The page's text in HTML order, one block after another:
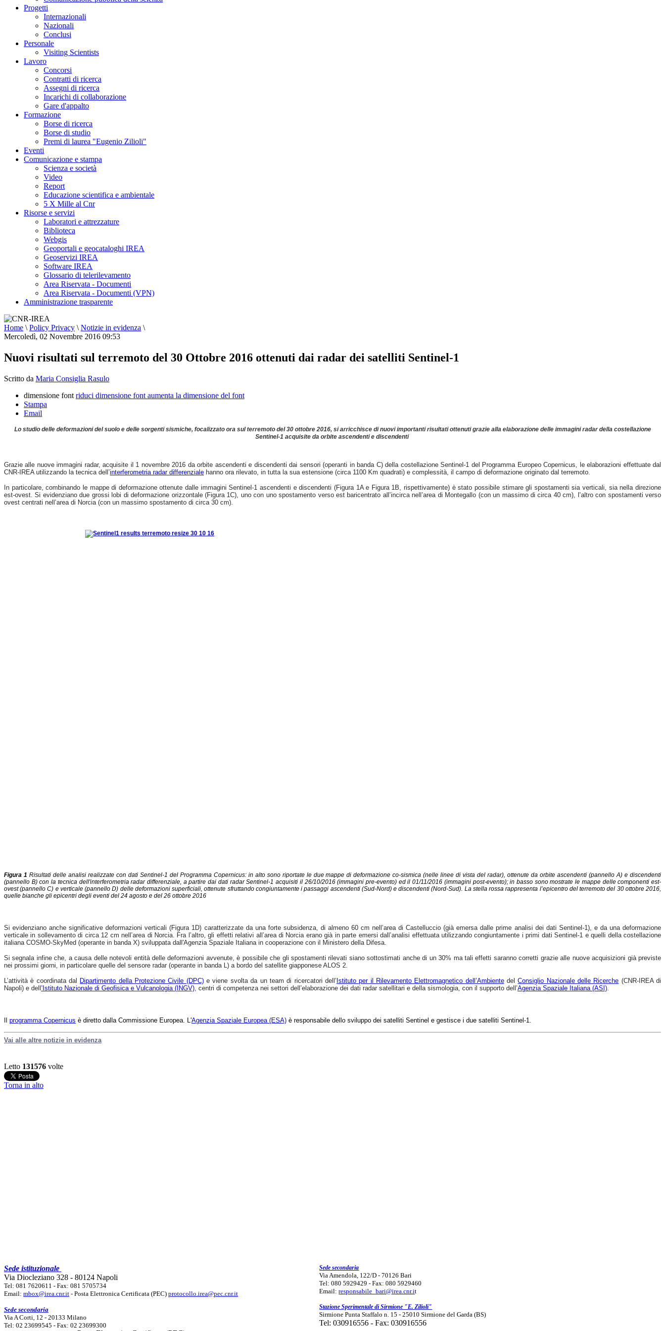
Progetti
Internazionali
Nazionali
Conclusi
Personale
Visiting Scientists
Lavoro
Concorsi
Contratti di ricerca
Assegni di ricerca
Incarichi di collaborazione
Gare d'appalto
Formazione
Borse di ricerca
Borse di studio
Premi di laurea "Eugenio Zilioli"
Eventi
Comunicazione e stampa
Scienza e società
Video
Report
Educazione scientifica e ambientale
5 X Mille al Cnr
Risorse e servizi
Laboratori e attrezzature
Biblioteca
Webgis
Geoportali e geocataloghi IREA
Geoservizi IREA
Software IREA
Glossario di telerilevamento
Area Riservata - Documenti
Area Riservata - Documenti (VPN)
Amministrazione trasparente
Home \ Policy Privacy \ Notizie in evidenza \
Mercoledì, 02 Novembre 2016 09:53
Nuovi risultati sul terremoto del 30 Ottobre 2016 ottenuti dai radar dei satelliti Sentinel-1
Scritto da Maria Consiglia Rasulo
dimensione font riduci dimensione font aumenta la dimensione del font
Stampa
Email
Lo studio delle deformazioni del suolo e delle sorgenti sismiche, focalizzato ora sul terremoto del 30 ottobre 2016, si arricchisce di nuovi importanti risultati ottenuti grazie alla elaborazione delle immagini radar della costellazione
Sentinel-1 acquisite da orbite ascendenti e discendenti
Grazie alle nuove immagini radar, acquisite il 1 novembre 2016 da orbite ascendenti e discendenti dai sensori (operanti in banda C) della costellazione Sentinel-1 del Programma Europeo Copernicus, le elaborazioni effettuate dal
CNR-IREA utilizzando la tecnica dell’interferometria radar differenziale hanno ora rilevato, in tutta la sua estensione (circa 1100 Km quadrati) e complessità, il campo di deformazione originato dal terremoto.
In particolare, combinando le mappe di deformazione ottenute dalle immagini Sentinel-1 ascendenti e discendenti (Figura 1A e Figura 1B, rispettivamente) è stato possibile stimare gli spostamenti sia verticali, sia nella direzione
est-ovest. Si evidenziano due grossi lobi di deformazione orizzontale (Figura 1C), uno con uno spostamento verso est baricentrato all’incirca nell’area di Montegallo (con un massimo di circa 40 cm), l’altro con spostamenti verso
ovest centrati nell’area di Norcia (con un massimo spostamento di circa 30 cm).
Figura 1 Risultati delle analisi realizzate con dati Sentinel-1 del Programma Copernicus: in alto sono riportate le due mappe di deformazione co-sismica (nelle linee di vista del radar), ottenute da orbite ascendenti (pannello A) e discendenti
(pannello B) con la tecnica dell'interferometria radar differenziale, a partire dai dati radar Sentinel-1 acquisiti il 26/10/2016 (immagini pre-evento) ed il 01/11/2016 (immagini post-evento); in basso sono mostrate le mappe delle componenti est-
ovest (pannello C) e verticale (pannello D) delle deformazioni superficiali, ottenute sfruttando congiuntamente i passaggi ascendenti (Sud-Nord) e discendenti (Nord-Sud). La stella rossa rappresenta l’epicentro del terremoto del 30 ottobre 2016,
quelle bianche gli epicentri degli eventi del 24 agosto e del 26 ottobre 2016
Si evidenziano anche significative deformazioni verticali (Figura 1D) caratterizzate da una forte subsidenza, di almeno 60 cm nell’area di Castelluccio (già emersa dalle prime analisi dei dati Sentinel-1), e da una deformazione
verticale in sollevamento di circa 12 cm nell’area di Norcia. Fra l’altro, gli effetti relativi all’area di Norcia erano già in parte emersi dall’analisi effettuata utilizzando congiuntamente i primi dati Sentinel-1 e quelli della costellazione
italiana COSMO-SkyMed (operante in banda X) sviluppata dall'Agenzia Spaziale Italiana in cooperazione con il Ministero della Difesa.
Si segnala infine che, a causa delle notevoli entità delle deformazioni avvenute, è possibile che gli spostamenti rilevati siano sottostimati anche di un 30% ma tali effetti saranno corretti grazie alle nuove acquisizioni già previste
nei prossimi giorni, in particolare quelle del sensore radar (operante in banda L) a bordo del satellite giapponese ALOS 2.
L’attività è coordinata dal Dipartimento della Protezione Civile (DPC)e viene svolta da un team di ricercatori dell’ Istituto per il Rilevamento Elettromagnetico dell’AmbientedelConsiglio Nazionale delle Ricerche (CNR-IREA di
Napoli) e dell ’Istituto Nazionale di Geofisica e Vulcanologia (INGV) centri di competenza nei settori dell’elaborazione dei dati radar satellitari e della sismologia, con il supporto dell’Agenzia Spaziale Italiana (ASI)
programma Copernicus è diretto dalla Commissione Europea. L'Agenzia Spaziale Europea (ESA) è responsabile dello sviluppo dei satelliti Sentinel e gestisce i due satelliti Sentinel-1.
Vai alle altre notizie in evidenza
Letto 131576 volte
Torna in alto
Sede istituzionale
Via Diocleziano 328 - 80124 Napoli
Tel: 081 7620611 - Fax: 081 5705734
Email: mbox@irea.cnr.it - Posta Elettronica Certificata (PEC) protocollo.irea@pec.cnr.it
Sede secondaria
Via A Corti, 12 - 20133 Milano
Tel: 02 23699545 - Fax: 02 23699300
Sede secondaria
Via Amendola, 122/D - 70126 Bari
Tel: 080 5929429 - Fax: 080 5929460
Email:responsabile_bari@irea.cnr.it
Stazione Sperimentale di Sirmione "E. Zilioli"
Sirmione Punta Staffalo n. 15 - 25010 Sirmione del Garda (BS)
Tel: 030916556 - Fax: 030916556